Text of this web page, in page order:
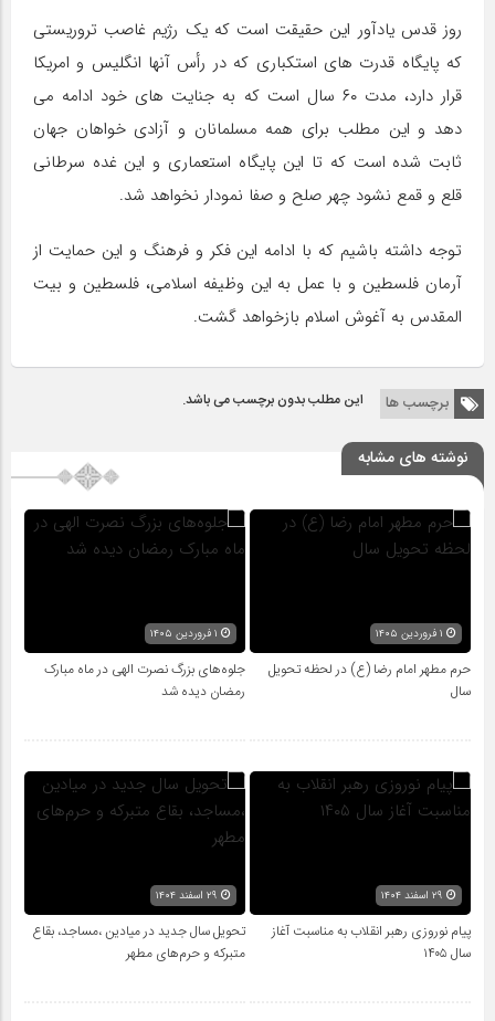
روز قدس یادآور این حقیقت است که یک رژیم غاصب تروریستی
که پایگاه قدرت های استکباری که در رأس آنها انگلیس و امریکا
قرار دارد، مدت ۶۰ سال است که به جنایت های خود ادامه می
دهد و این مطلب برای همه مسلمانان و آزادی خواهان جهان
ثابت شده است که تا این پایگاه استعماری و این غده سرطانی
قلع و قمع نشود چهر صلح و صفا نمودار نخواهد شد.
توجه داشته باشیم که با ادامه این فکر و فرهنگ و این حمایت از
آرمان فلسطین و با عمل به این وظیفه اسلامی، فلسطین و بیت
المقدس به آغوش اسلام بازخواهد گشت.
برچسب ها این مطلب بدون برچسب می باشد.
نوشته های مشابه
حرم مطهر امام رضا (ع) در لحظه تحویل
سال
جلوه‌های بزرگ نصرت الهی در ماه مبارک
رمضان دیده شد
پیام نوروزی رهبر انقلاب به مناسبت آغاز
سال ۱۴۰۵
تحویل سال‌ جدید در میادین ،مساجد، بقاع
متبرکه‌ و حرم‌های‌ مطهر